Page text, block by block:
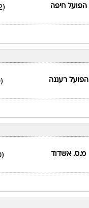
הפועל חיפה (2)
הפועל רעננה (0)
מ.ס. אשדוד (0)